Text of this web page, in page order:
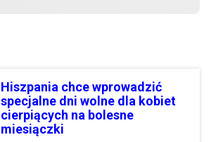
Hiszpania chce wprowadzić
specjalne dni wolne dla kobiet
cierpiących na bolesne
miesiączki